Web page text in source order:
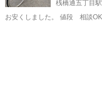
桟橋通五丁目駅
お安くしました。 値段 相談OKです。 極端な値引きはすいませ